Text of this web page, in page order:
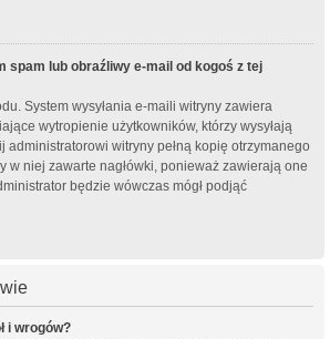
spam lub obraźliwy e-mail od kogoś z tej
System wysyłania e-maili witryny zawiera
wytropienie użytkowników, którzy wysyłają
administratorowi witryny pełną kopię otrzymanego
w niej zawarte nagłówki, ponieważ zawierają one
będzie wówczas mógł podjąć
i wrogów?